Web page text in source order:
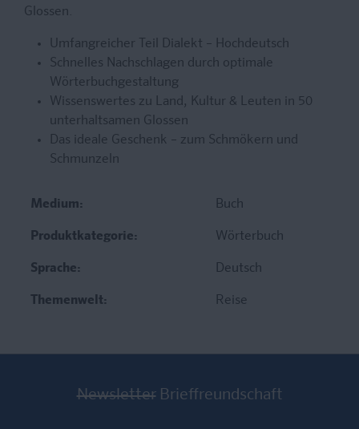
Glossen.
Umfangreicher Teil Dialekt – Hochdeutsch
Schnelles Nachschlagen durch optimale
Wörterbuchgestaltung
Wissenswertes zu Land, Kultur & Leuten in 50
unterhaltsamen Glossen
Das ideale Geschenk – zum Schmökern und
Schmunzeln
Medium: Buch
Produktkategorie: Wörterbuch
Sprache: Deutsch
Themenwelt: Reise
Newsletter Brieffreundschaft